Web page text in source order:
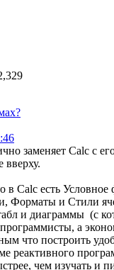
заменяет Calc с
вверху.
в Calc есть Условное
Форматы и Стили
и диаграммы (с
а
что построить
реактивного
чем изучать и